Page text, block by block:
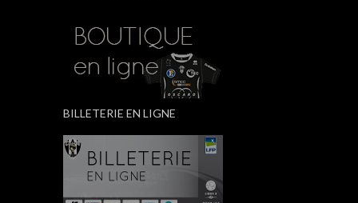
BILLETERIE EN LIGNE